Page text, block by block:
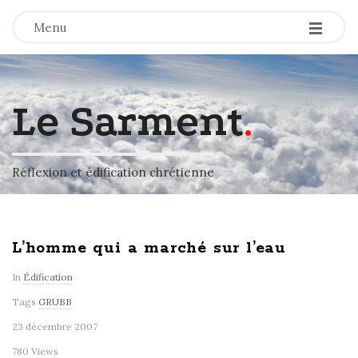
Menu -
-
-
Le Sarment.
Réflexion et édification chrétienne
L’homme qui a marché sur l’eau
In Édification
Tags GRUBB
23 décembre 2007
780 Views